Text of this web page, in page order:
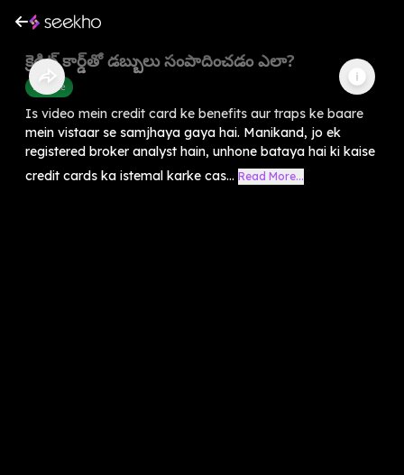
క్రెడిట్ కార్డ్‌తో డబ్బులు సంపాదించడం ఎలా?
Finance
Is video mein credit card ke benefits aur traps ke baare
mein vistaar se samjhaya gaya hai. Manikand, jo ek
registered broker analyst hain, unhone bataya hai ki kaise
credit cards ka istemal karke cas... Read More...